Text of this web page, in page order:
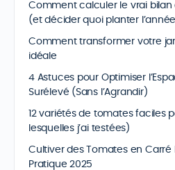
Comment calculer le vrai bilan
(et décider quoi planter
Comment transformer votre
idéale
4 Astuces pour Optimiser
Surélevé (Sans l’Agrandir)
12 variétés de tomates faciles
lesquelles j’ai testées)
Cultiver des Tomates en Carré
Pratique 2025